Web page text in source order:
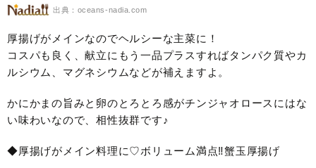
出典：oceans-nadia.com
厚揚げがメインなのでヘルシーな主菜に！
コスパも良く、献立にもう一品プラスすればタンパク質やカ
ルシウム、マグネシウムなどが補えますよ。
かにかまの旨みと卵のとろとろ感がチンジャオロースにはな
い味わいなので、相性抜群です♪
◆厚揚げがメイン料理に♡ボリューム満点‼︎蟹玉厚揚げ